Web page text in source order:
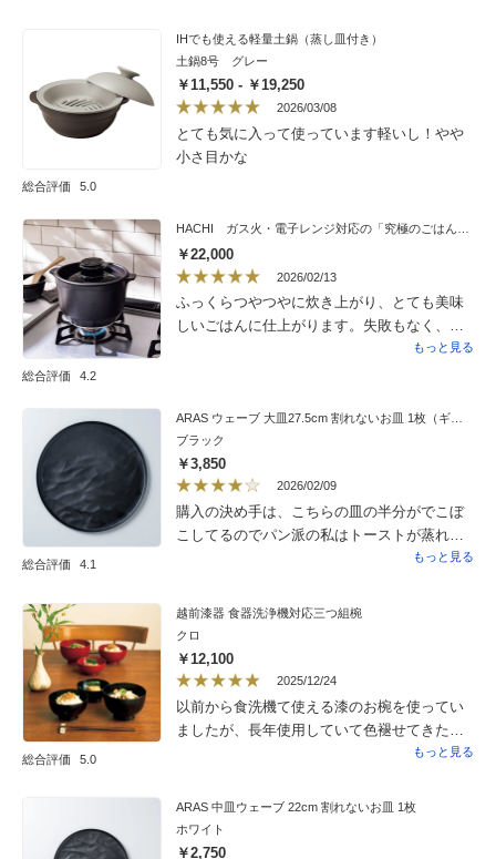
インなので満足です。
総合評価 5.0
IHでも使える軽量土鍋（蒸し皿付き）
土鍋8号 グレー
￥11,550 - ￥19,250
2026/03/08
とても気に入って使っています軽いし！やや
小さ目かな
総合評価 4.2
￥22,000
2026/02/13
ふっくらつやつやに炊き上がり、とても美味
しいごはんに仕上がります。失敗もなく、
思ったより簡単でした。高いかな…と思った
もっと見る
総合評価 4.1
ARAS ウェーブ 大皿27.5cm 割れないお皿 1枚（ギフト箱入り）
ブラック
￥3,850
2026/02/09
購入の決め手は、こちらの皿の半分がでこぼ
こしてるのでパン派の私はトーストが蒸れに
くく、さらに大きさもあるためおかずも乗せ
みからでした。到着した皿を手にした時、正
直、予想以上に材質がプラスチックで値段に
合ってるかな？と思いつつ使用し始めたとこ
ろ、割れる心配もなく、外見は黒でオシャレ
な雰囲気なので残り物の少量のおかずをちょ
こちょこ乗せるとそれなりの見栄えになりま
す。そこは良かった点です。ただもう少し材
もっと見る
総合評価 5.0
越前漆器 食器洗浄機対応三つ組椀
クロ
￥12,100
2025/12/24
以前から食洗機て使える漆のお椀を使ってい
ましたが、長年使用していて色褪せてきたの
で買い替えました。三点セットでこのお値
購入してよかったです。
もっと見る
ARAS 中皿ウェーブ 22cm 割れないお皿 1枚
ホワイト
￥2,750